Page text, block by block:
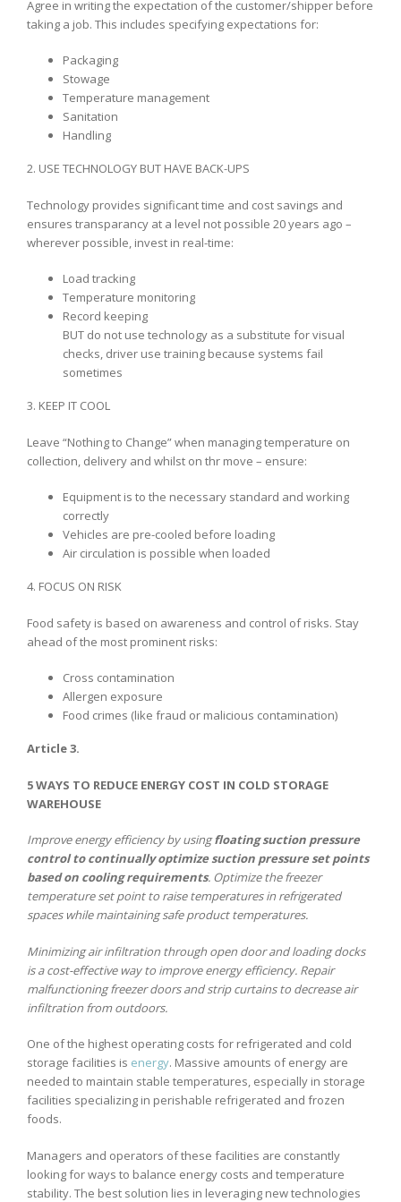
Agree in writing the expectation of the customer/shipper before
taking a job. This includes specifying expectations for:
Packaging
Stowage
Temperature management
Sanitation
Handling
2. USE TECHNOLOGY BUT HAVE BACK-UPS
Technology provides significant time and cost savings and
ensures transparancy at a level not possible 20 years ago –
wherever possible, invest in real-time:
Load tracking
Temperature monitoring
Record keeping
BUT do not use technology as a substitute for visual
checks, driver use training because systems fail
sometimes
3. KEEP IT COOL
Leave “Nothing to Change” when managing temperature on
collection, delivery and whilst on thr move – ensure:
Equipment is to the necessary standard and working
correctly
Vehicles are pre-cooled before loading
Air circulation is possible when loaded
4. FOCUS ON RISK
Food safety is based on awareness and control of risks. Stay
ahead of the most prominent risks:
Cross contamination
Allergen exposure
Food crimes (like fraud or malicious contamination)
Article 3.
5 WAYS TO REDUCE ENERGY COST IN COLD STORAGE
WAREHOUSE
Improve energy efficiency by usingfloating suction pressure
control to continually optimize suction pressure set points
based on cooling requirements. Optimize the freezer
temperature set point to raise temperatures in refrigerated
spaces while maintaining safe product temperatures.
Minimizing air infiltration through open door and loading docks
is a cost-effective way to improve energy efficiency. Repair
malfunctioning freezer doors and strip curtains to decrease air
infiltration from outdoors.
One of the highest operating costs for refrigerated and cold
storage facilities is energy. Massive amounts of energy are
needed to maintain stable temperatures, especially in storage
facilities specializing in perishable refrigerated and frozen
foods.
Managers and operators of these facilities are constantly
looking for ways to balance energy costs and temperature
stability. The best solution lies in leveraging new technologies